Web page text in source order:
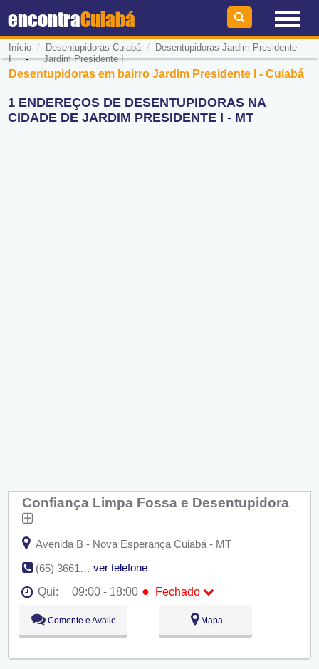
encontraCuiabá
Início / Desentupidoras Cuiabá/
Desentupidoras Jardim Presidente
I-Jardim Presidente I
Desentupidoras em bairro Jardim Presidente I - Cuiabá
1 ENDEREÇOS DE DESENTUPIDORAS NA
CIDADE DE JARDIM PRESIDENTE I - MT
Confiança Limpa Fossa e Desentupidora
Avenida B - Nova Esperança Cuiabá - MT
(65) 3661-3530
ver telefone
Qui:
09:00 - 18:00 ● Fechado
Seg:
Ter:
09:00 - 18:00
Qua:
09:00 - 18:00
Sex:
09:00 - 18:00
Comente e Avalie Mapa